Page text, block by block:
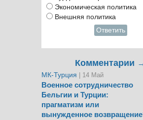
Экономическая политика
Внешняя политика
Ответить
Комментарии
МК-Турция | 14 Май
Военное сотрудничество
Бельгии и Турции:
прагматизм или
вынужденное